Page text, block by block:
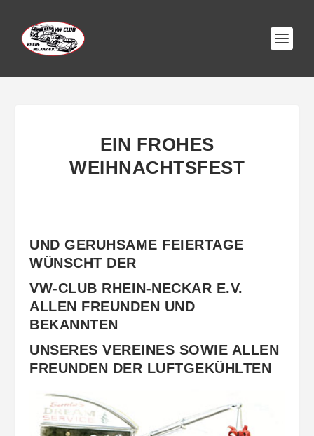
EIN FROHES
WEIHNACHTSFEST
UND GERUHSAME FEIERTAGE
WÜNSCHT DER
VW-CLUB RHEIN-NECKAR E.V.
ALLEN FREUNDEN UND
BEKANNTEN
UNSERES VEREINES SOWIE ALLEN
FREUNDEN DER LUFTGEKÜHLTEN